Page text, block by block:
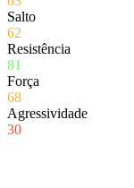
Salto
62
Resistência
81
Força
68
Agressividade
30